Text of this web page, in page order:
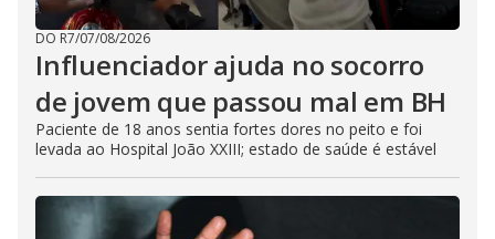
DO R7/07/08/2026
Influenciador ajuda no socorro
de jovem que passou mal em BH
Paciente de 18 anos sentia fortes dores no peito e foi
levada ao Hospital João XXIII; estado de saúde é estável